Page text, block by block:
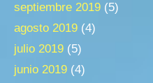
septiembre 2019 (5)
agosto 2019 (4)
julio 2019 (5)
junio 2019 (4)